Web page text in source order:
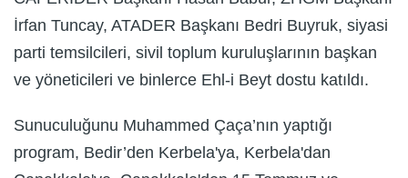
İrfan Tuncay, ATADER Başkanı Bedri Buyruk, siyasi
parti temsilcileri, sivil toplum kuruluşlarının başkan
ve yöneticileri ve binlerce Ehl-i Beyt dostu katıldı.
Sunuculuğunu Muhammed Çaça’nın yaptığı
program, Bedir’den Kerbela'ya, Kerbela'dan